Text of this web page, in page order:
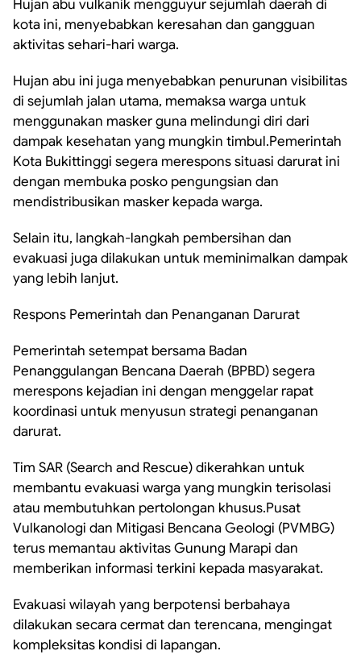
Hujan abu vulkanik mengguyur sejumlah daerah di
kota ini, menyebabkan keresahan dan gangguan
aktivitas sehari-hari warga.
Hujan abu ini juga menyebabkan penurunan visibilitas
di sejumlah jalan utama, memaksa warga untuk
menggunakan masker guna melindungi diri dari
dampak kesehatan yang mungkin timbul.Pemerintah
Kota Bukittinggi segera merespons situasi darurat ini
dengan membuka posko pengungsian dan
mendistribusikan masker kepada warga.
Selain itu, langkah-langkah pembersihan dan
evakuasi juga dilakukan untuk meminimalkan dampak
yang lebih lanjut.
Respons Pemerintah dan Penanganan Darurat
Pemerintah setempat bersama Badan
Penanggulangan Bencana Daerah (BPBD) segera
merespons kejadian ini dengan menggelar rapat
koordinasi untuk menyusun strategi penanganan
darurat.
Tim SAR (Search and Rescue) dikerahkan untuk
membantu evakuasi warga yang mungkin terisolasi
atau membutuhkan pertolongan khusus.Pusat
Vulkanologi dan Mitigasi Bencana Geologi (PVMBG)
terus memantau aktivitas Gunung Marapi dan
memberikan informasi terkini kepada masyarakat.
Evakuasi wilayah yang berpotensi berbahaya
dilakukan secara cermat dan terencana, mengingat
kompleksitas kondisi di lapangan.